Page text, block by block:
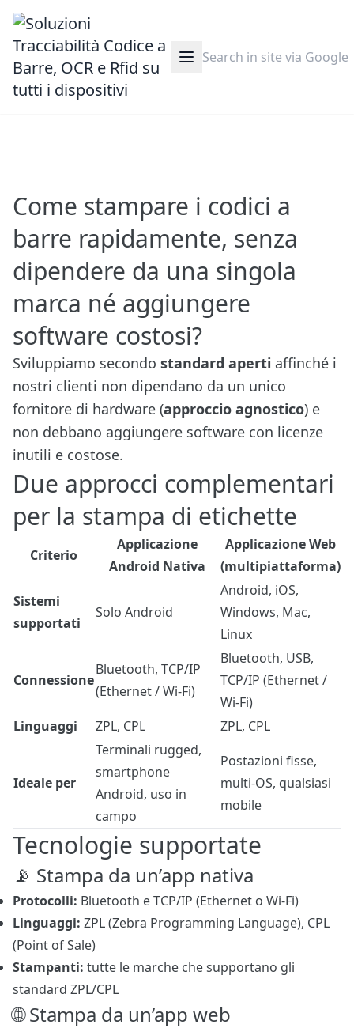
Come stampare i codici a
barre rapidamente, senza
dipendere da una singola
marca né aggiungere
software costosi?
Sviluppiamo secondo standard aperti affinché i
nostri clienti non dipendano da un unico
fornitore di hardware (approccio agnostico) e
non debbano aggiungere software con licenze
inutili e costose.
Due approcci complementari
per la stampa di etichette
Criterio
Applicazione
Android Nativa
Applicazione Web
(multipiattaforma)
Sistemi
supportati
Solo Android
Android, iOS,
Windows, Mac,
Linux
Connessione
Bluetooth, TCP/IP
(Ethernet / Wi-Fi)
Bluetooth, USB,
TCP/IP (Ethernet /
Wi-Fi)
Linguaggi
ZPL, CPL ZPL, CPL
Ideale per
Terminali rugged,
smartphone
Android, uso in
campo
Postazioni fisse,
multi-OS, qualsiasi
mobile
Tecnologie supportate
📡 Stampa da un’app nativa
Protocolli: Bluetooth e TCP/IP (Ethernet o Wi-Fi)
Linguaggi: ZPL (Zebra Programming Language), CPL
(Point of Sale)
Stampanti: tutte le marche che supportano gli
standard ZPL/CPL
🌐 Stampa da un’app web